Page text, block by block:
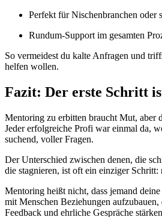
Perfekt für Nischenbranchen oder
Rundum-Support im gesamten
So vermeidest du kalte Anfragen und
helfen wollen.
Fazit: Der erste Schritt
Mentoring zu erbitten braucht Mut, aber
Jeder erfolgreiche Profi war einmal da,
suchend, voller Fragen.
Der Unterschied zwischen denen, die
die stagnieren, ist oft ein einziger
Mentoring heißt nicht, dass jemand
mit Menschen Beziehungen
Feedback und ehrliche Gespräche